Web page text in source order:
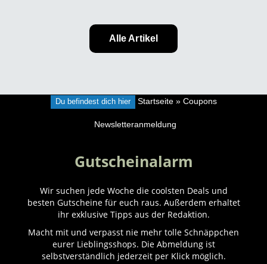
Alle Artikel
Du befindest dich hier Startseite» Coupons
Newsletteranmeldung
Gutscheinalarm
Wir suchen jede Woche die coolsten Deals und
besten Gutscheine für euch raus. Außerdem erhaltet
ihr exklusive Tipps aus der Redaktion.
Macht mit und verpasst nie mehr tolle Schnäppchen
eurer Lieblingsshops. Die Abmeldung ist
selbstverständlich jederzeit per Klick möglich.